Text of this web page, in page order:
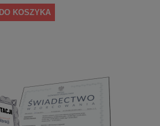
DO KOSZYKA